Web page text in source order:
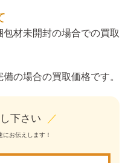
材未開封の場合での買取
の場合の買取価格です。
下さい ／
お伝えします！